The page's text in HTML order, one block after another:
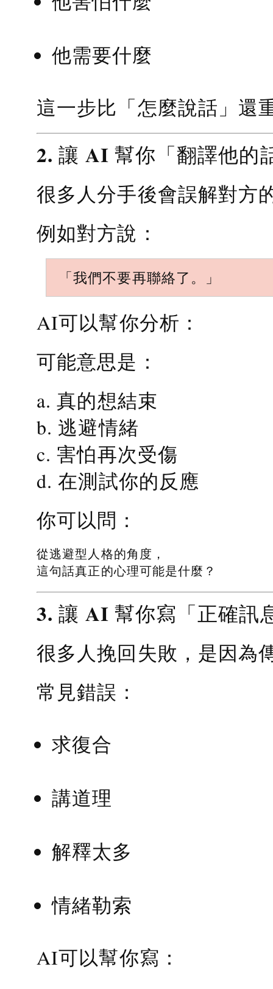
他需要什麼
這一步比「怎麼說話」還
2. 讓 AI 幫你「翻譯他的
很多人分手後會誤解對方
例如對方說：
「我們不要再聯絡了。」
AI可以幫你分析：
可能意思是：
a. 真的想結束
b. 逃避情緒
c. 害怕再次受傷
d. 在測試你的反應
你可以問：
從逃避型人格的角度，
這句話真正的心理可能是什麼？
3. 讓 AI 幫你寫「正確訊
很多人挽回失敗，是因為
常見錯誤：
求復合
講道理
解釋太多
情緒勒索
AI可以幫你寫：